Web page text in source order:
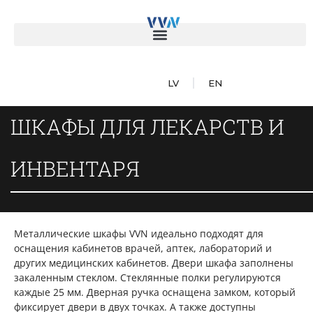
LV EN
ШКАФЫ ДЛЯ ЛЕКАРСТВ И
ИНВЕНТАРЯ
Металлические шкафы VVN идеально подходят для
оснащения кабинетов врачей, аптек, лабораторий и
других медицинских кабинетов. Двери шкафа заполнены
закаленным стеклом. Стеклянные полки регулируются
каждые 25 мм. Дверная ручка оснащена замком, который
фиксирует двери в двух точках. А также доступны